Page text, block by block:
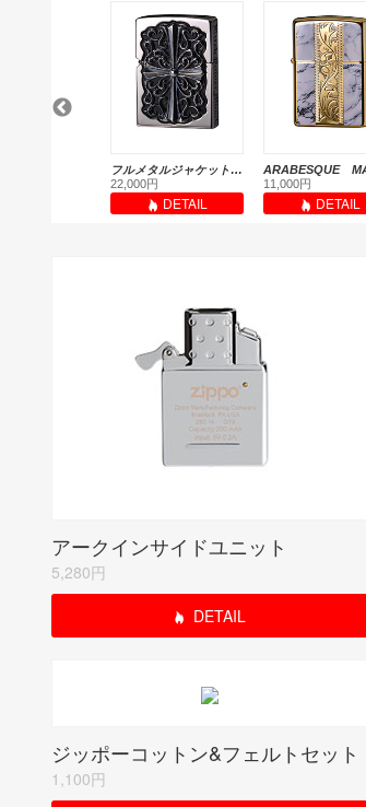
フルメタルジャケット-セブンラック(2FMJ-CROS20)
22,000円
DETAIL
11,000円
DETAIL
アークインサイドユニット
5,280円
DETAIL
ジッポーコットン&フェルトセット
1,100円